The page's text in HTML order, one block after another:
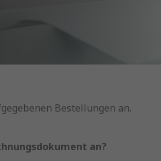
Bestellungen an.
an?